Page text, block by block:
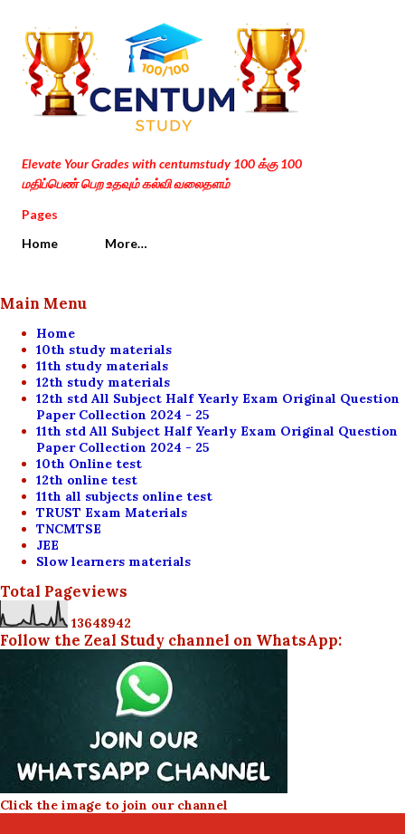
Skip to main content
Elevate Your Grades with centumstudy 100 க்கு 100
மதிப்பெண் பெற உதவும் கல்வி வலைதளம்
Pages
Home
More…
Main Menu
Home
10th study materials
11th study materials
12th study materials
12th std All Subject Half Yearly Exam Original Question
Paper Collection 2024 - 25
11th std All Subject Half Yearly Exam Original Question
Paper Collection 2024 - 25
10th Online test
12th online test
11th all subjects online test
TRUST Exam Materials
TNCMTSE
JEE
Slow learners materials
Total Pageviews
13648942
Follow the Zeal Study channel on WhatsApp:
Click the image to join our channel